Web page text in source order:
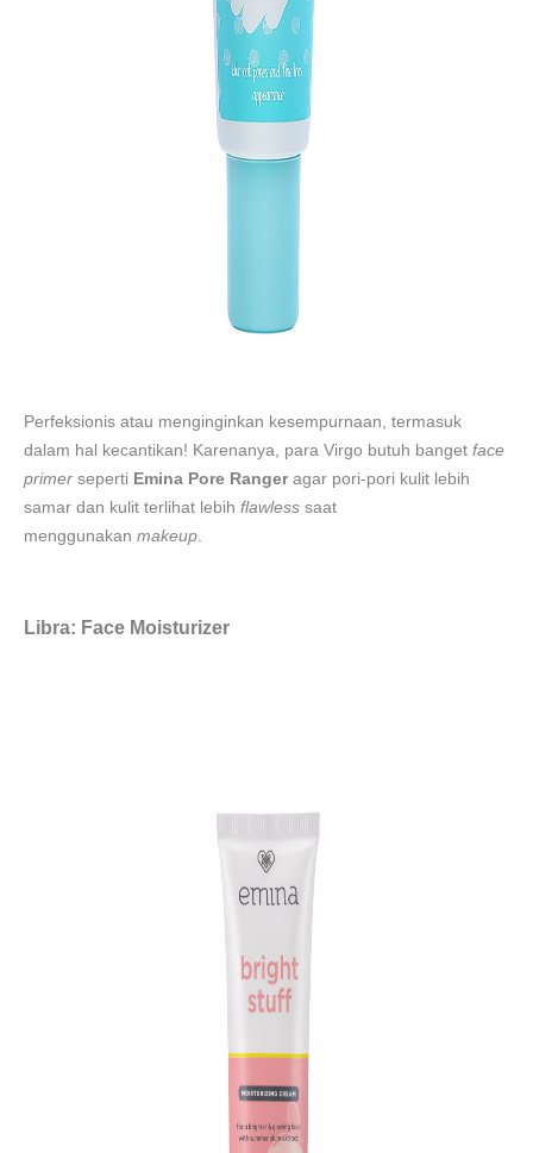
Perfeksionis atau menginginkan kesempurnaan, termasuk
dalam hal kecantikan! Karenanya, para Virgo butuh banget face
primer seperti Emina Pore Rangeragar pori-pori kulit lebih
samar dan kulit terlihat lebih flawless saat
menggunakan makeup
Libra: Face Moisturizer